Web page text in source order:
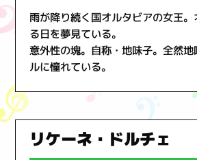
雨が降り続く国オルタビアの女王
る日を夢見ている。
意外性の塊。自称・地味子。全然
ルに憧れている。
リケーネ・ドルチェ